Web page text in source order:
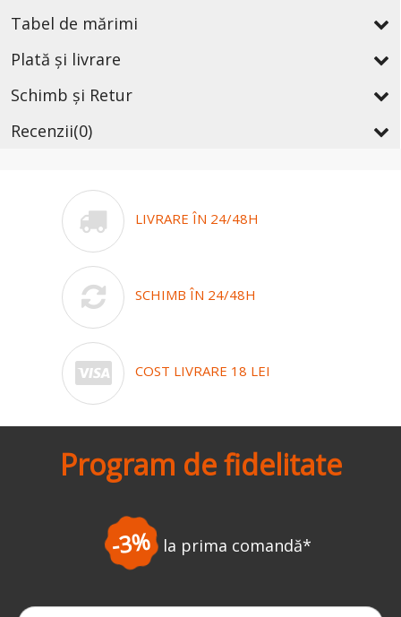
Tabel de mărimi
Plată și livrare
Schimb și Retur
Recenzii(0)
LIVRARE ÎN 24/48H
SCHIMB ÎN 24/48H
COST LIVRARE 18 LEI
Program de fidelitate
-3% la prima comandă*